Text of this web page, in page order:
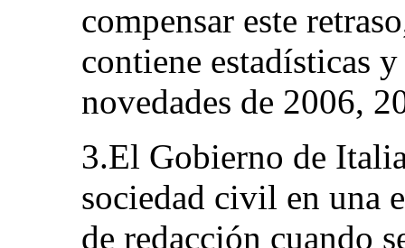
compensar este
contiene estadísticas
novedades de 2006,
3.El Gobierno de
sociedad civil en una
de redacción cuando